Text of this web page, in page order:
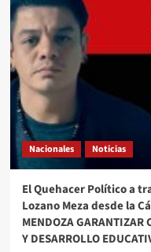
Nacionales Noticias
El Quehacer Político a
Lozano Meza desde la
MENDOZA GARANTIZAR
Y DESARROLLO